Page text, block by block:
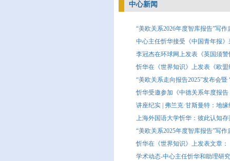
中心新闻
“美欧关系2026年度智库报告”写
中心主任忻华接受《中国青年报》
李冠杰在环球网上发表《英国须
忻华在《世界知识》上发表《欧
“美欧关系走向报告2025”发布会
忻华受邀参加《中德关系年度报
讲座纪实 | 弗兰克·甘斯曼特：地
上海外国语大学忻华：彼此认知
“美欧关系2025年度智库报告”写
忻华在《世界知识》上发表文章
学术动态-中心主任忻华和助理研